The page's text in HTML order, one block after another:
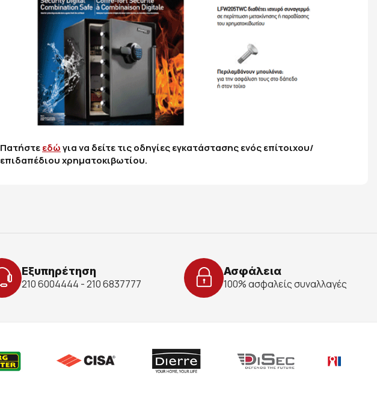
Πατήστεεδώγια να δείτε τις οδηγίες εγκατάστασης ενός επίτοιχου/
επιδαπέδιου χρηματοκιβωτίου.
Εξυπηρέτηση
210 6004444 - 210 6837777
Ασφάλεια
100% ασφαλείς συναλλαγές